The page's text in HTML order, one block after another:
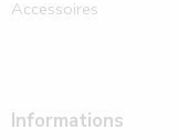
Accessoires
Informations